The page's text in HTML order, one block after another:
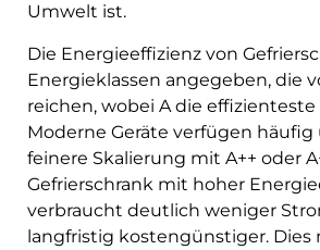
Umwelt ist.
Die Energieeffizienz von
Energieklassen angegeben, die
reichen, wobei A die effizienteste
Moderne Geräte verfügen häufig
feinere Skalierung mit A++ oder
Gefrierschrank mit hoher
verbraucht deutlich weniger
langfristig kostengünstiger. Dies